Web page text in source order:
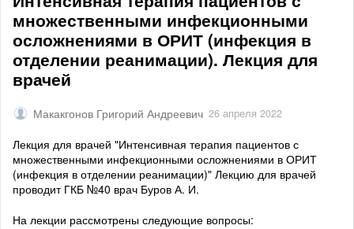
множественными инфекционными
осложнениями в ОРИТ (инфекция в
отделении реанимации). Лекция для
врачей
Макакгонов Григорий Андреевич 26 апреля 2022
Лекция для врачей "Интенсивная терапия пациентов с
множественными инфекционными осложнениями в ОРИТ
(инфекция в отделении реанимации)" Лекцию для врачей
проводит ГКБ №40 врач Буров А. И.
На лекции рассмотрены следующие вопросы: